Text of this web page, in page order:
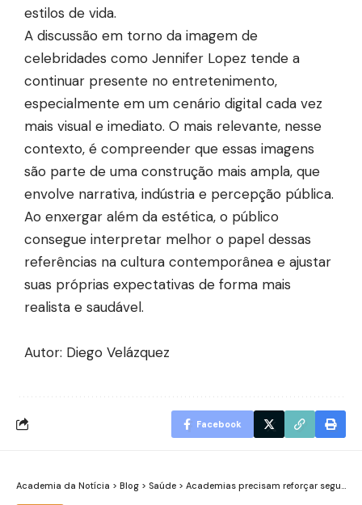
estilos de vida.
A discussão em torno da imagem de
celebridades como Jennifer Lopez tende a
continuar presente no entretenimento,
especialmente em um cenário digital cada vez
mais visual e imediato. O mais relevante, nesse
contexto, é compreender que essas imagens
são parte de uma construção mais ampla, que
envolve narrativa, indústria e percepção pública.
Ao enxergar além da estética, o público
consegue interpretar melhor o papel dessas
referências na cultura contemporânea e ajustar
suas próprias expectativas de forma mais
realista e saudável.
Autor: Diego Velázquez
Facebook
Academia da Notícia > Blog > Saúde > Academias precisam reforçar segurança, qualidade e transparência para garantir confiança e bem-estar dos alunos